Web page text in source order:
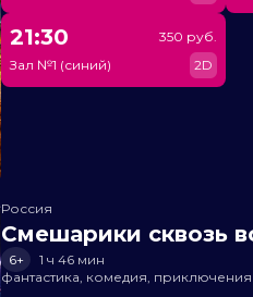
21:30
Зал №1 (синий)
350 руб.
2D
Россия
Смешарики сквозь
6+
1 ч 46 мин
фантастика, комедия, приключения